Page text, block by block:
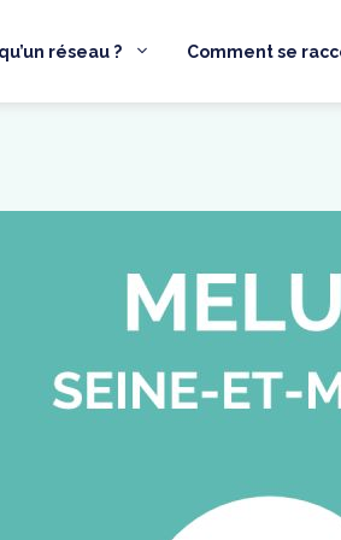
réseau ? Comment se